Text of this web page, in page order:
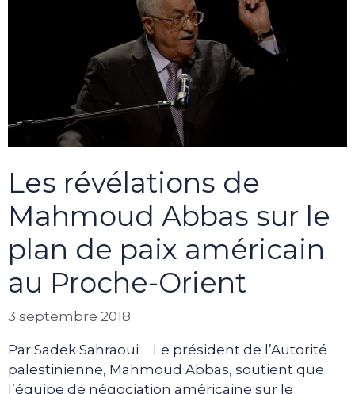
Les révélations de
Mahmoud Abbas sur le
plan de paix américain
au Proche-Orient
3 septembre 2018
Par Sadek Sahraoui − Le président de l’Autorité
palestinienne, Mahmoud Abbas, soutient que
l’équipe de négociation américaine sur le